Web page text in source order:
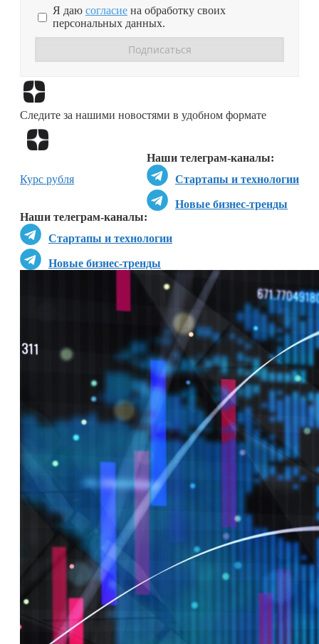
Я даю согласие на обработку своих
персональных данных.
Следите за нашими новостями в удобном формате
Наши телеграм-каналы:
Стартапы и технологии
Новые бизнес-тренды
Наши телеграм-каналы:
Стартапы и технологии
Новые бизнес-тренды
Курс рубля